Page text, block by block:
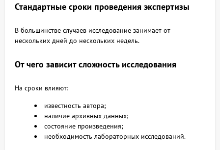
Стандартные сроки проведения экспертизы
В большинстве случаев исследование занимает от
нескольких дней до нескольких недель.
От чего зависит сложность исследования
На сроки влияют:
известность автора;
наличие архивных данных;
состояние произведения;
необходимость лабораторных исследований.